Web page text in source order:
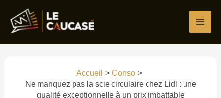
contenu
Accueil
Conso
Ne manquez pas la scie circulaire chez Lidl : une
qualité exceptionnelle à un prix imbattable